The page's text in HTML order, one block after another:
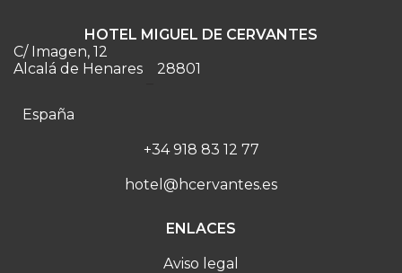
HOTEL MIGUEL DE CERVANTES
C/ Imagen, 12
Alcalá de Henares
28801
España
+34 918 83 12 77
hotel@hcervantes.es
ENLACES
Aviso legal